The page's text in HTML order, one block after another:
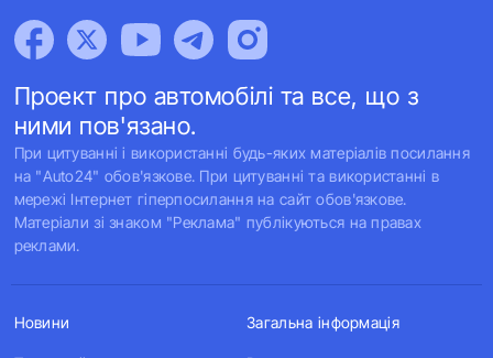
Проект про автомобілі та все, що з
ними пов'язано.
При цитуванні і використанні будь-яких матеріалів посилання
на "Auto24" обов'язкове. При цитуванні та використанні в
мережі Інтернет гіперпосилання на сайт обов'язкове.
Матеріали зі знаком "Реклама" публікуються на правах
реклами.
Новини Загальна інформація